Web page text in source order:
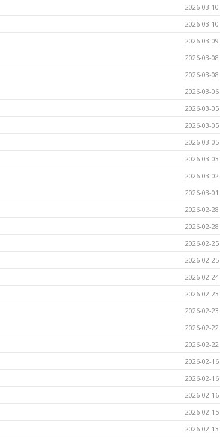
2026-03-10
2026-03-
2026-03-
2026-03-08
2026-03-08
2026-03-06
2026-03-05
2026-03-05
2026-03-05
2026-03-03
2026-03-02
2026-03-01
2026-02-28
2026-02-28
2026-02-
2026-02-25
2026-02-
2026-02-
2026-02-23
2026-02-
2026-02-22
2026-02-
2026-02-
2026-02-16
2026-02-15
2026-02-13